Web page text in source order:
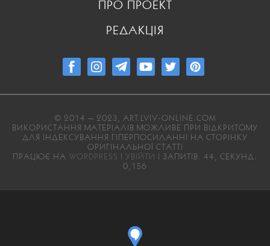
ПРО ПРОЕКТ
РЕДАКЦІЯ
© 2014 — 2023, ART.LVIV-ONLINE.COM
ВИКОРИСТАННЯ МАТЕРІАЛІВ МОЖЛИВЕ ПРИ ВІДКРИТОМУ
ДЛЯ ІНДЕКСУВАННЯ ГІПЕРПОСИЛАННІ НА СТОРІНКУ
ОРИГІНАЛЬНОЇ СТАТТІ
ПРАЦЮЄ НА WORDPRESS | УВІЙТИ | ЗАПИТІВ: 44, СЕКУНД:
0,156